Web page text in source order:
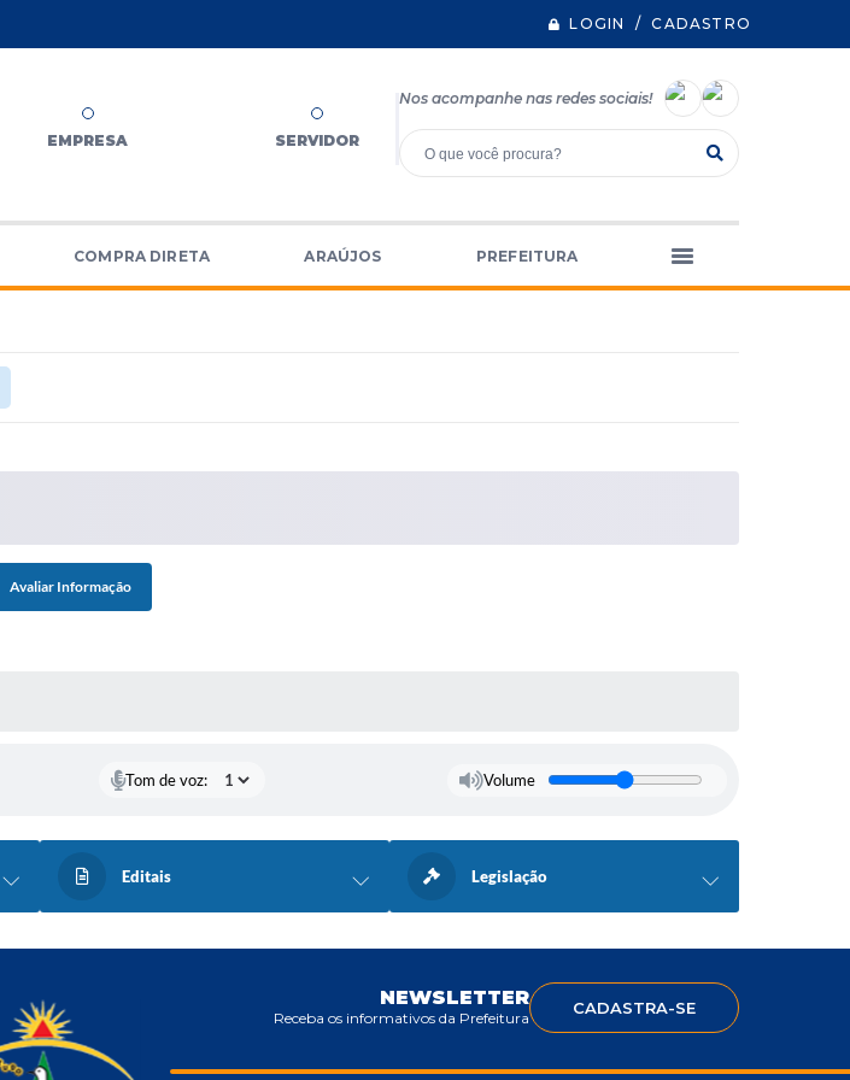
LOGIN / CADASTRO
EMPRESA SERVIDOR
Nos acompanhe nas redes sociais!
COMPRA DIRETA ARAÚJOS PREFEITURA
Avaliar Informação
Tom de voz: Volume
Editais Legislação
NEWSLETTER
Receba os informativos da Prefeitura
CADASTRA-SE